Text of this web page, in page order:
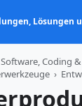
Coding &
›